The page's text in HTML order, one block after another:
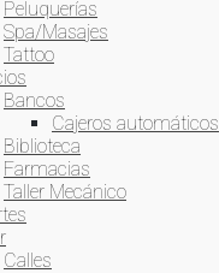
Peluquerías
Spa/Masajes
Tattoo
Bancos
Cajeros automáticos
Biblioteca
Farmacias
Taller Mecánico
Calles